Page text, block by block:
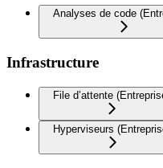
Analyses de code
Infrastructure
File d’attente
Hyperviseurs